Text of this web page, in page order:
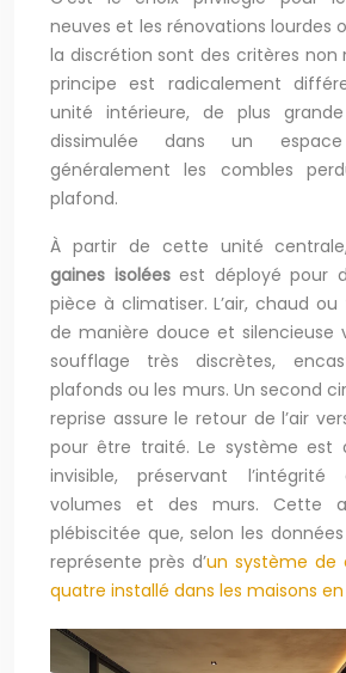
neuves et les rénovations lourdes
la discrétion sont des critères non
principe est radicalement
unité intérieure, de plus
dissimulée dans un
généralement les combles
plafond.
À partir de cette unité
gaines isoléesest déployé pour
pièce à climatiser. L’air, chaud
de manière douce et silencieuse
soufflage très discrètes,
plafonds ou les murs. Un second
reprise assure le retour de l’air
pour être traité. Le système est
invisible, préservant l’intégrité
volumes et des murs. Cette
plébiscitée que, selon les
représente près d’un système de
quatre installé dans les maisons